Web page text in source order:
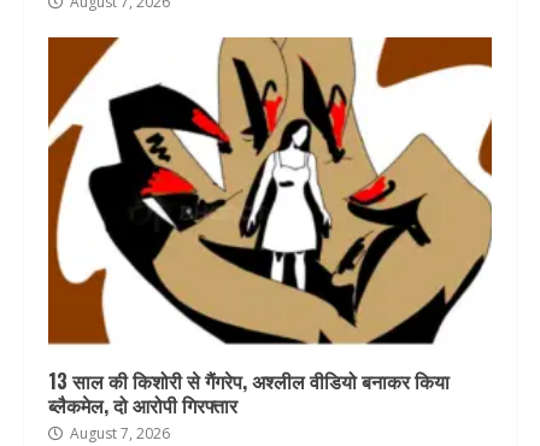
13 साल की किशोरी से गैंगरेप, अश्लील वीडियो बनाकर किया
ब्लैकमेल, दो आरोपी गिरफ्तार
August 7, 2026